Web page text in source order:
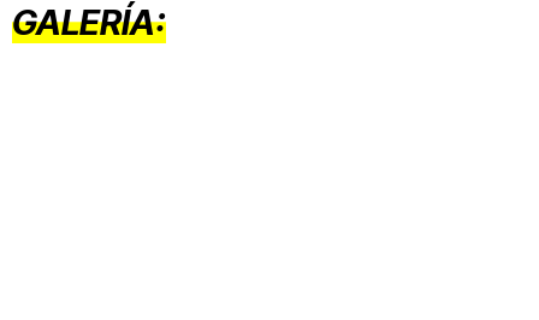
GALERÍA: